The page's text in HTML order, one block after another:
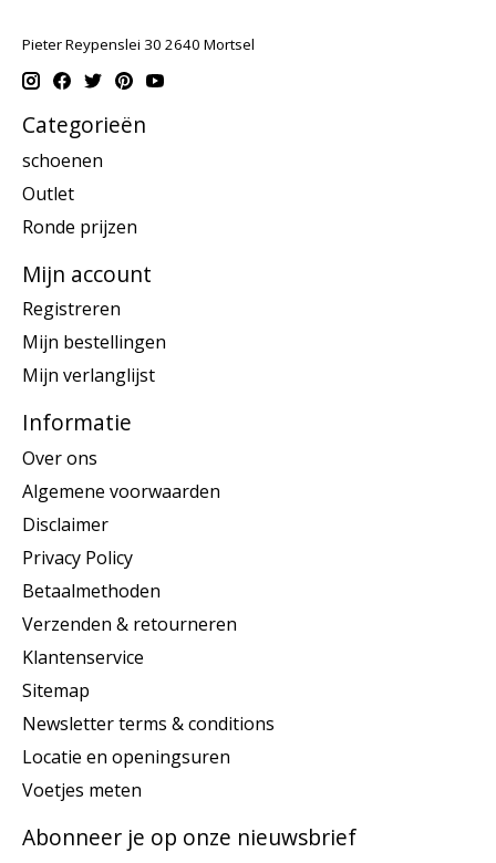
Pieter Reypenslei 30 2640 Mortsel
Categorieën
schoenen
Outlet
Ronde prijzen
Mijn account
Registreren
Mijn bestellingen
Mijn verlanglijst
Informatie
Over ons
Algemene voorwaarden
Disclaimer
Privacy Policy
Betaalmethoden
Verzenden & retourneren
Klantenservice
Sitemap
Newsletter terms & conditions
Locatie en openingsuren
Voetjes meten
Abonneer je op onze nieuwsbrief